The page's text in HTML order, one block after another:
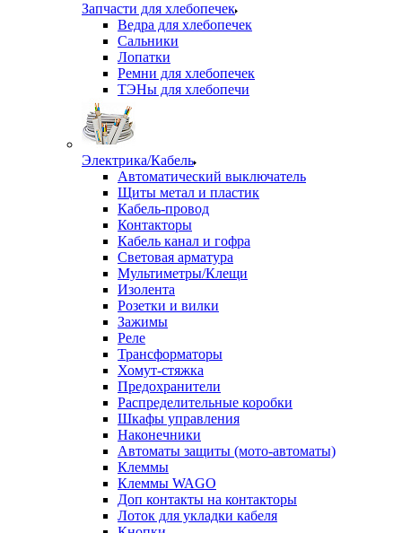
Запчасти для хлебопечек
Ведра для хлебопечек
Сальники
Лопатки
Ремни для хлебопечек
ТЭНы для хлебопечи
Электрика/Кабель
Автоматический выключатель
Щиты метал и пластик
Кабель-провод
Контакторы
Кабель канал и гофра
Световая арматура
Мультиметры/Клещи
Изолента
Розетки и вилки
Зажимы
Реле
Трансформаторы
Хомут-стяжка
Предохранители
Распределительные коробки
Шкафы управления
Наконечники
Автоматы защиты (мото-автоматы)
Клеммы
Клеммы WAGO
Доп контакты на контакторы
Лоток для укладки кабеля